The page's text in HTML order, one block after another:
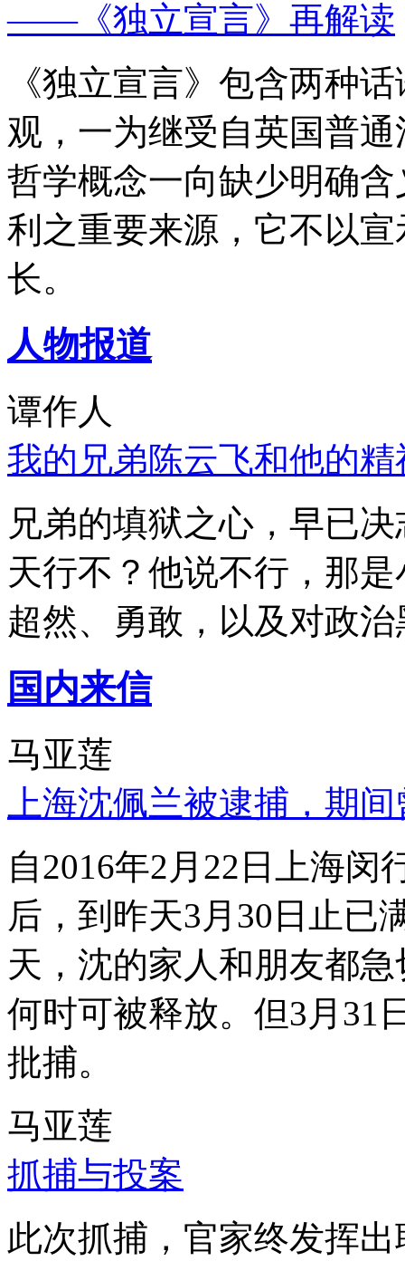
——《独立宣言》再解读
《独立宣言》包含两种
观，一为继受自英国普
哲学概念一向缺少明确
利之重要来源，它不以
长。
人物报道
谭作人
我的兄弟陈云飞和他的
兄弟的填狱之心，早已
天行不？他说不行，那
超然、勇敢，以及对政
国内来信
马亚莲
上海沈佩兰被逮捕，期
自2016年2月22日上海
后，到昨天3月30日止已
天，沈的家人和朋友都
何时可被释放。但3月31
批捕。
马亚莲
抓捕与投案
此次抓捕，官家终发挥